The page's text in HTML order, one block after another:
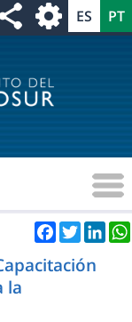
Facebook
Twitter
la